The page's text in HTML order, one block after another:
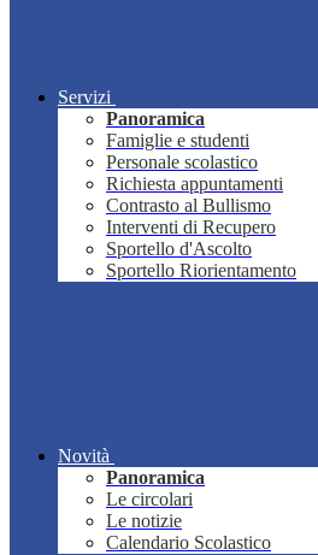
Servizi
Panoramica
Famiglie e studenti
Personale scolastico
Richiesta appuntamenti
Contrasto al Bullismo
Interventi di Recupero
Sportello d'Ascolto
Sportello Riorientamento
Novità
Panoramica
Le circolari
Le notizie
Calendario Scolastico